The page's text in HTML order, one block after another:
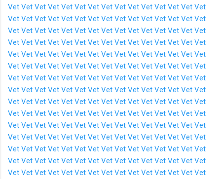
Vet Vet Vet Vet Vet Vet Vet Vet Vet Vet Vet Vet Vet Vet Vet
Vet Vet Vet Vet Vet Vet Vet Vet Vet Vet Vet Vet Vet Vet Vet
Vet Vet Vet Vet Vet Vet Vet Vet Vet Vet Vet Vet Vet Vet Vet
Vet Vet Vet Vet Vet Vet Vet Vet Vet Vet Vet Vet Vet Vet Vet
Vet Vet Vet Vet Vet Vet Vet Vet Vet Vet Vet Vet Vet Vet Vet
Vet Vet Vet Vet Vet Vet Vet Vet Vet Vet Vet Vet Vet Vet Vet
Vet Vet Vet Vet Vet Vet Vet Vet Vet Vet Vet Vet Vet Vet Vet
Vet Vet Vet Vet Vet Vet Vet Vet Vet Vet Vet Vet Vet Vet Vet
Vet Vet Vet Vet Vet Vet Vet Vet Vet Vet Vet Vet Vet Vet Vet
Vet Vet Vet Vet Vet Vet Vet Vet Vet Vet Vet Vet Vet Vet Vet
Vet Vet Vet Vet Vet Vet Vet Vet Vet Vet Vet Vet Vet Vet Vet
Vet Vet Vet Vet Vet Vet Vet Vet Vet Vet Vet Vet Vet Vet Vet
Vet Vet Vet Vet Vet Vet Vet Vet Vet Vet Vet Vet Vet Vet Vet
Vet Vet Vet Vet Vet Vet Vet Vet Vet Vet Vet Vet Vet Vet Vet
Vet Vet Vet Vet Vet Vet Vet Vet Vet Vet Vet Vet Vet Vet Vet